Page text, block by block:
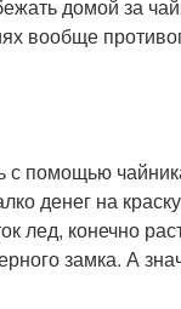
домой за
вообще
помощью
денег на
лед, конечно
замка. А